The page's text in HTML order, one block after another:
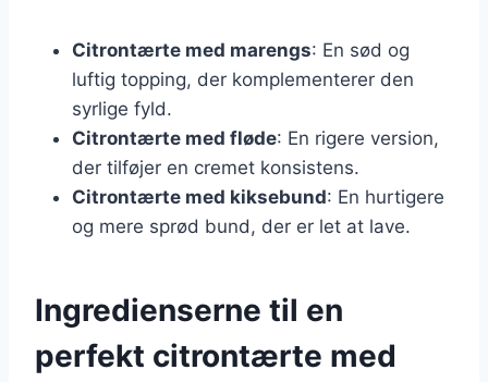
Citrontærte med marengs: En sød og
luftig topping, der komplementerer den
syrlige fyld.
Citrontærte med fløde: En rigere version,
der tilføjer en cremet konsistens.
Citrontærte med kiksebund: En hurtigere
og mere sprød bund, der er let at lave.
Ingredienserne til en
perfekt citrontærte med